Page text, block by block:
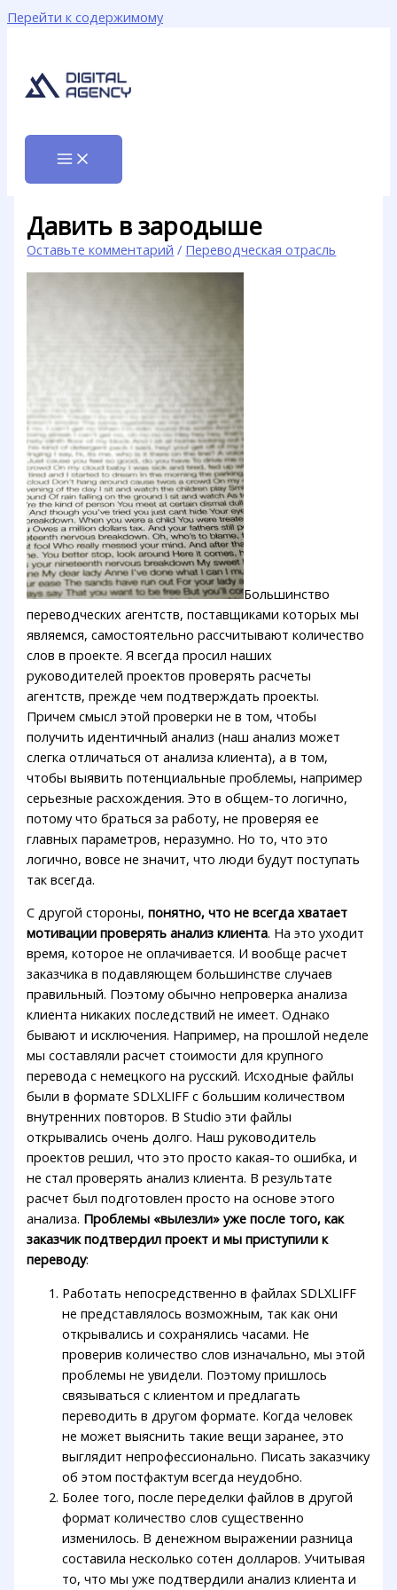
Перейти к содержимому
Давить в зародыше
Оставьте комментарий / Переводческая отрасль
Большинство
переводческих агентств, поставщиками которых мы
являемся, самостоятельно рассчитывают количество
слов в проекте. Я всегда просил наших
руководителей проектов проверять расчеты
агентств, прежде чем подтверждать проекты.
Причем смысл этой проверки не в том, чтобы
получить идентичный анализ (наш анализ может
слегка отличаться от анализа клиента), а в том,
чтобы выявить потенциальные проблемы, например
серьезные расхождения. Это в общем-то логично,
потому что браться за работу, не проверяя ее
главных параметров, неразумно. Но то, что это
логично, вовсе не значит, что люди будут поступать
так всегда.
С другой стороны,понятно, что не всегда хватает
мотивации проверять анализ клиента. На это уходит
время, которое не оплачивается. И вообще расчет
заказчика в подавляющем большинстве случаев
правильный. Поэтому обычно непроверка анализа
клиента никаких последствий не имеет. Однако
бывают и исключения. Например, на прошлой неделе
мы составляли расчет стоимости для крупного
перевода с немецкого на русский. Исходные файлы
были в формате SDLXLIFF с большим количеством
внутренних повторов. В Studio эти файлы
открывались очень долго. Наш руководитель
проектов решил, что это просто какая-то ошибка, и
не стал проверять анализ клиента. В результате
расчет был подготовлен просто на основе этого
анализа. Проблемы «вылезли» уже после того, как
заказчик подтвердил проект и мы приступили к
переводу:
Работать непосредственно в файлах SDLXLIFF
не представлялось возможным, так как они
открывались и сохранялись часами. Не
проверив количество слов изначально, мы этой
проблемы не увидели. Поэтому пришлось
связываться с клиентом и предлагать
переводить в другом формате. Когда человек
не может выяснить такие вещи заранее, это
выглядит непрофессионально. Писать заказчику
об этом постфактум всегда неудобно.
Более того, после переделки файлов в другой
формат количество слов существенно
изменилось. В денежном выражении разница
составила несколько сотен долларов. Учитывая
то, что мы уже подтвердили анализ клиента и